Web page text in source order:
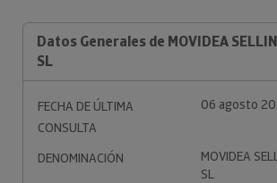
Datos Generales de MOVIDEA
SL
FECHA DE ÚLTIMA
CONSULTA
06 agosto
DENOMINACIÓN
MOVIDEA
SL